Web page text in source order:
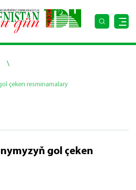
\
çeken resminamalary
gol çeken